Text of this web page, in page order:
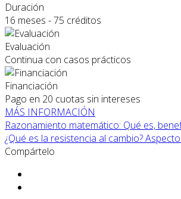
Duración
16 meses - 75 créditos
Evaluación
Continua con casos prácticos
Financiación
Pago en 20 cuotas sin intereses
MÁS INFORMACIÓN
Razonamiento matemático: Qué es,
¿Qué es la resistencia al cambio?
Compártelo